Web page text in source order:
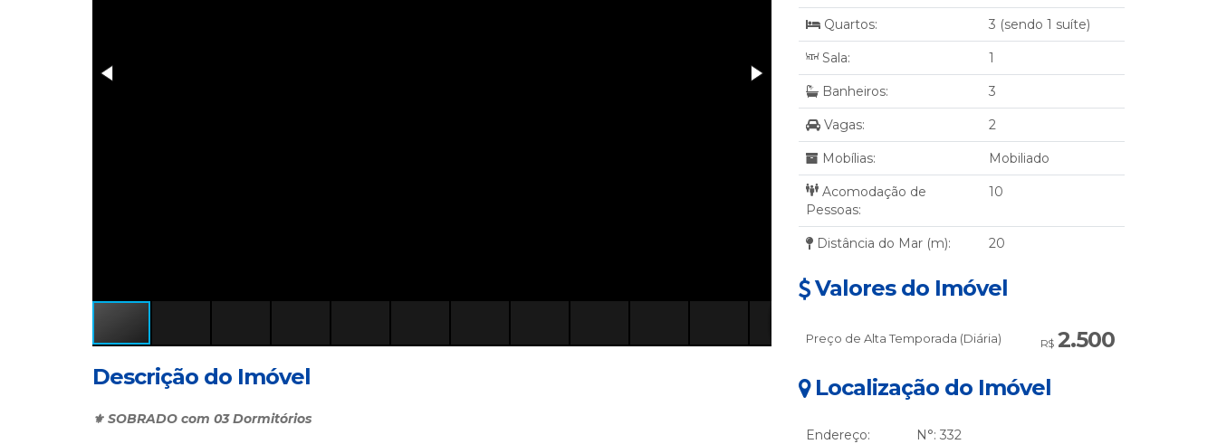
Descrição do Imóvel
⚜️ SOBRADO com 03 Dormitórios
Quartos: 3 (sendo 1 suíte)
Sala: 1
Banheiros: 3
Vagas: 2
Mobílias: Mobiliado
Acomodação de
Pessoas:
10
Distância do Mar (m): 20
Valores do Imóvel
R$ 2.500
Preço de Alta Temporada (Diária)
Localização do Imóvel
Endereço: N°: 332